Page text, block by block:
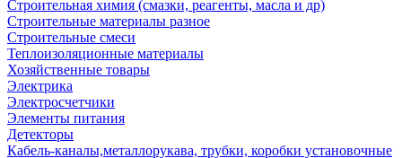
Строительная химия (смазки, реагенты, масла и др)
Строительные материалы разное
Строительные смеси
Теплоизоляционные материалы
Хозяйственные товары
Электрика
Электросчетчики
Элементы питания
Детекторы
Кабель-каналы,металлорукава, трубки, коробки установочные